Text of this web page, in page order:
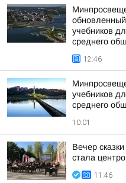
учебников
среднего
12:46
учебников
среднего
10:01
Вечер
стала
11:46